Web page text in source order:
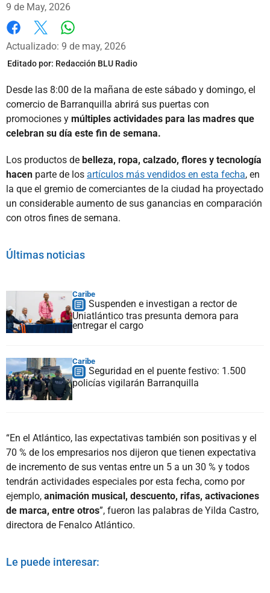
9 de May, 2026
Facebook
X
Actualizado: 9 de may, 2026
Editado por: Redacción BLU Radio
Desde las 8:00 de la mañana de este sábado y domingo, el
comercio de Barranquilla abrirá sus puertas con
promociones y múltiples actividades para las madres que
celebran su día este fin de semana.
Los productos de belleza, ropa, calzado, flores y tecnología
hacen parte de los artículos más vendidos en esta fecha, en
la que el gremio de comerciantes de la ciudad ha proyectado
un considerable aumento de sus ganancias en comparación
con otros fines de semana.
Últimas noticias
Caribe
Suspenden e investigan a rector de
Uniatlántico tras presunta demora para
entregar el cargo
Caribe
Seguridad en el puente festivo: 1.500
policías vigilarán Barranquilla
“En el Atlántico, las expectativas también son positivas y el
70 % de los empresarios nos dijeron que tienen expectativa
de incremento de sus ventas entre un 5 a un 30 % y todos
tendrán actividades especiales por esta fecha, como por
ejemplo, animación musical, descuento, rifas, activaciones
de marca, entre otros”, fueron las palabras de Yilda Castro,
directora de Fenalco Atlántico.
Le puede interesar: